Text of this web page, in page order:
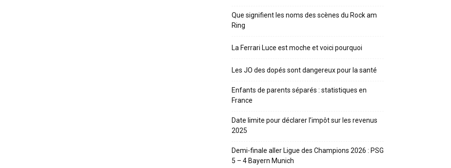
Que signifient les noms des scènes du Rock am
Ring
La Ferrari Luce est moche et voici pourquoi
Les JO des dopés sont dangereux pour la santé
Enfants de parents séparés : statistiques en
France
Date limite pour déclarer l’impôt sur les revenus
2025
Demi-finale aller Ligue des Champions 2026 : PSG
5 – 4 Bayern Munich